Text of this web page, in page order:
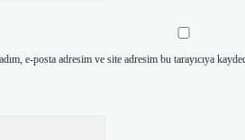
e-posta adresim ve site adresim bu tarayıcıya